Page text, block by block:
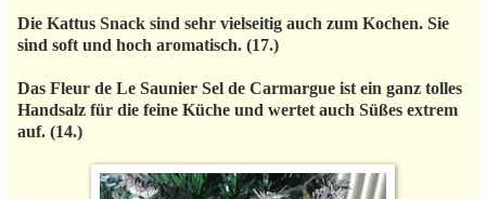
Die Kattus Snack sind sehr vielseitig auch zum Kochen. Sie
sind soft und hoch aromatisch. (17.)
Das Fleur de Le Saunier Sel de Carmargue ist ein ganz tolles
Handsalz für die feine Küche und wertet auch Süßes extrem
auf. (14.)